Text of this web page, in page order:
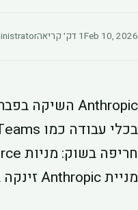
Feb 10, 20261 דק׳ קריאה
מניית Anthropic זינקה ב-22%.